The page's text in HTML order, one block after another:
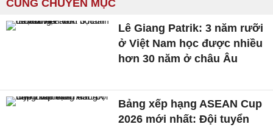
CÙNG CHUYÊN MỤC
Lê Giang Patrik: 3 năm rưỡi
ở Việt Nam học được nhiều
hơn 30 năm ở châu Âu
Bảng xếp hạng ASEAN Cup
2026 mới nhất: Đội tuyển